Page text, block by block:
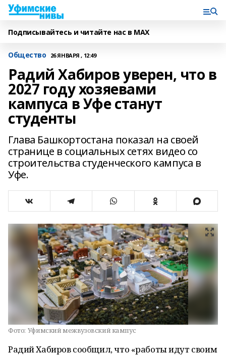
Подписывайтесь и читайте нас в MAX
Общество 26 ЯНВАРЯ , 12:49
Радий Хабиров уверен, что в
2027 году хозяевами
кампуса в Уфе станут
студенты
Глава Башкортостана показал на своей
странице в социальных сетях видео со
строительства студенческого кампуса в
Уфе.
Фото: Уфимский межвузовский кампус
Радий Хабиров сообщил, что «работы идут своим